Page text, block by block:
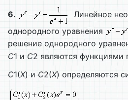
6.
Линейное
однородного уравнения
решение однородного
С1 и С2 являются функциями
С1(Х) и С2(Х) определяются